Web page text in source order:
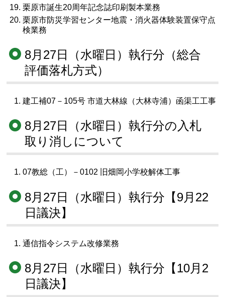
栗原市誕生20周年記念誌印刷製本業務
栗原市防災学習センター地震・消火器体験装置保守点
検業務
8月27日（水曜日）執行分（総合
評価落札方式）
建工補07－105号 市道大林線（大林寺浦）函渠工工事
8月27日（水曜日）執行分の入札
取り消しについて
07教総（工）－0102 旧畑岡小学校解体工事
8月27日（水曜日）執行分【9月22
日議決】
通信指令システム改修業務
8月27日（水曜日）執行分【10月2
日議決】